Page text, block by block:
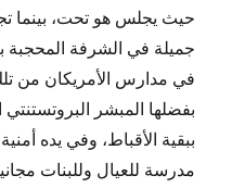
حيث يجلس هو تحت، بينما
جميلة في الشرفة
في مدارس الأمريكان من تلك
بفضلها المبشر البروتستنتي
ببقية الأقباط، وفي يده
مدرسة للعيال وللبنات